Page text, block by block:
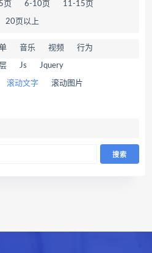
页 6-10页 11-15页
20页以上
音乐 视频 行为
Js Jquery
滚动文字 滚动图片